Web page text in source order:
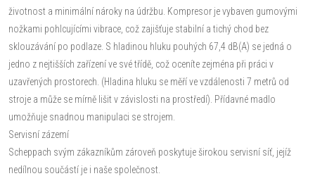
životnost a minimální nároky na údržbu. Kompresor je vybaven gumovými
nožkami pohlcujícími vibrace, což zajišťuje stabilní a tichý chod bez
sklouzávání po podlaze. S hladinou hluku pouhých 67,4 dB(A) se jedná o
jedno z nejtišších zařízení ve své třídě, což oceníte zejména při práci v
uzavřených prostorech. (Hladina hluku se měří ve vzdálenosti 7 metrů od
stroje a může se mírně lišit v závislosti na prostředí). Přídavné madlo
umožňuje snadnou manipulaci se strojem.
Servisní zázemí
Scheppach svým zákazníkům zároveň poskytuje širokou servisní síť, jejíž
nedílnou součástí je i naše společnost.